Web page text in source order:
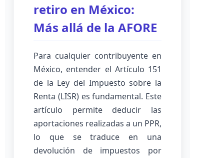
retiro en México:
Más allá de la AFORE
Para cualquier contribuyente en
México, entender el Artículo 151
de la Ley del Impuesto sobre la
Renta (LISR) es fundamental. Este
artículo permite deducir las
aportaciones realizadas a un PPR,
lo que se traduce en una
devolución de impuestos por